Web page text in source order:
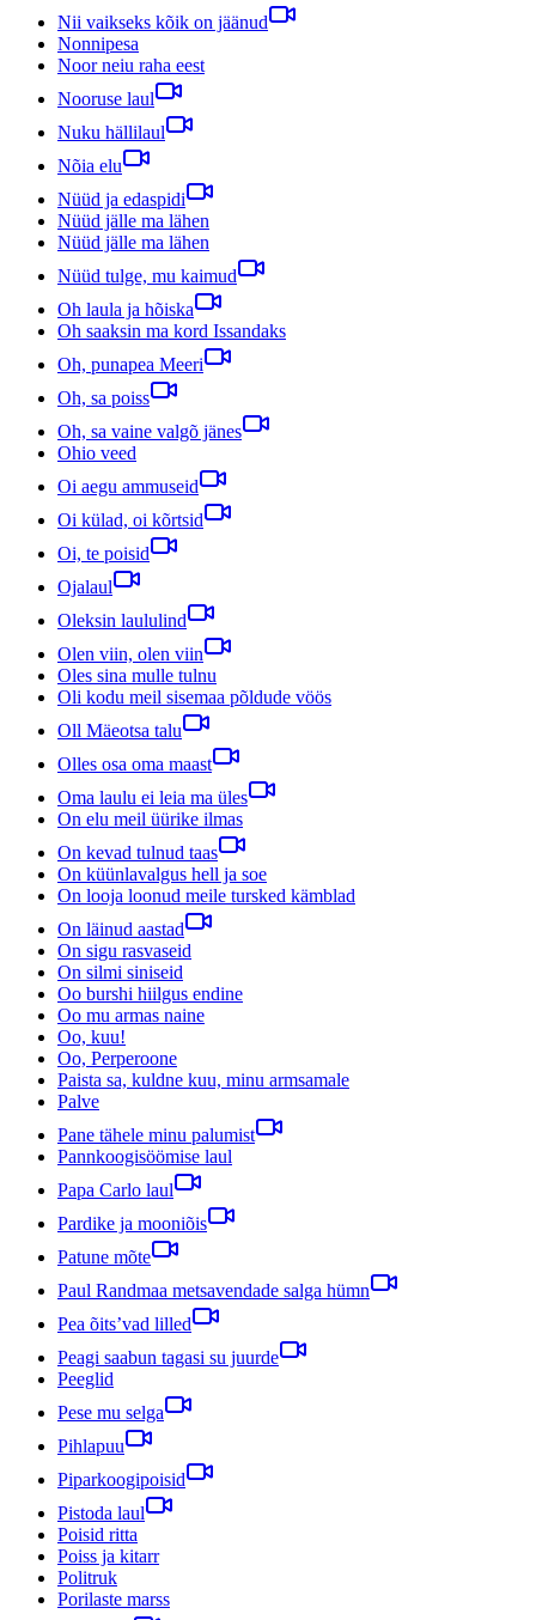
Nii vaikseks kõik on jäänud
Nonnipesa
Noor neiu raha eest
Nooruse laul
Nuku hällilaul
Nõia elu
Nüüd ja edaspidi
Nüüd jälle ma lähen
Nüüd jälle ma lähen
Nüüd tulge, mu kaimud
Oh laula ja hõiska
Oh saaksin ma kord Issandaks
Oh, punapea Meeri
Oh, sa poiss
Oh, sa vaine valgõ jänes
Ohio veed
Oi aegu ammuseid
Oi külad, oi kõrtsid
Oi, te poisid
Ojalaul
Oleksin laululind
Olen viin, olen viin
Oles sina mulle tulnu
Oli kodu meil sisemaa põldude vöös
Oll Mäeotsa talu
Olles osa oma maast
Oma laulu ei leia ma üles
On elu meil üürike ilmas
On kevad tulnud taas
On küünlavalgus hell ja soe
On looja loonud meile tursked kämblad
On läinud aastad
On sigu rasvaseid
On silmi siniseid
Oo burshi hiilgus endine
Oo mu armas naine
Oo, kuu!
Oo, Perperoone
Paista sa, kuldne kuu, minu armsamale
Palve
Pane tähele minu palumist
Pannkoogisöömise laul
Papa Carlo laul
Pardike ja mooniõis
Patune mõte
Paul Randmaa metsavendade salga hümn
Pea õits’vad lilled
Peagi saabun tagasi su juurde
Peeglid
Pese mu selga
Pihlapuu
Piparkoogipoisid
Pistoda laul
Poisid ritta
Poiss ja kitarr
Politruk
Porilaste marss